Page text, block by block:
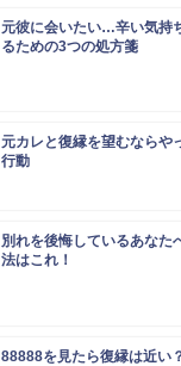
元彼に会いたい…辛い気持
るための3つの処方箋
元カレと復縁を望むならや
行動
別れを後悔しているあなた
法はこれ！
88888を見たら復縁は近い